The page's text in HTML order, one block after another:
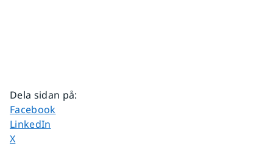
Dela sidan på:
Dela sidan på
Facebook
Dela sidan på
LinkedIn
Dela sidan på
X